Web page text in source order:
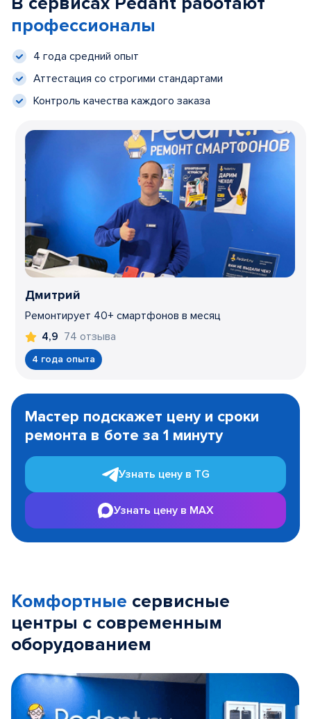
профессионалы
4 года средний опыт
Аттестация со строгими стандартами
Контроль качества каждого заказа
Дмитрий
Ремонтирует 40+ смартфонов в месяц
4,9 74 отзыва
4 года опыта
1
Мастер подскажет цену и сроки
ремонта в боте за 1 минуту
Узнать цену в TG
Узнать цену в MAX
Комфортные сервисные
центры с современным
оборудованием